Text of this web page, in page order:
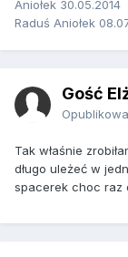
Aniołek 30.05.2014
Raduś Aniołek
Gość
Tak właśnie
długo uleżeć w
spacerek choc raz